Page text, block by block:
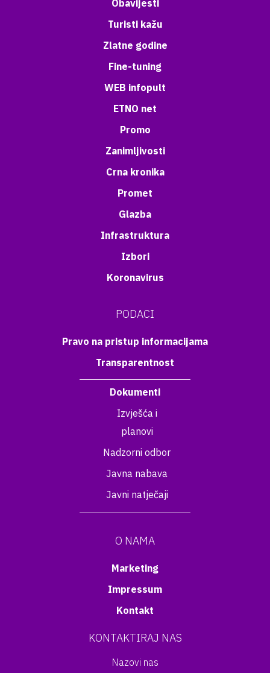
Obavijesti
Turisti kažu
Zlatne godine
Fine-tuning
WEB infopult
ETNO net
Promo
Zanimljivosti
Crna kronika
Promet
Glazba
Infrastruktura
Izbori
Koronavirus
PODACI
Pravo na pristup informacijama
Transparentnost
Dokumenti
Izvješća i
planovi
Nadzorni odbor
Javna nabava
Javni natječaji
O NAMA
Marketing
Impressum
Kontakt
KONTAKTIRAJ NAS
Nazovi nas